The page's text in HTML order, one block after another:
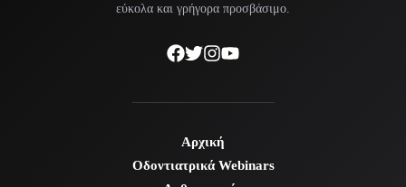
εύκολα και γρήγορα προσβάσιμο.
Αρχική
Οδοντιατρικά Webinars